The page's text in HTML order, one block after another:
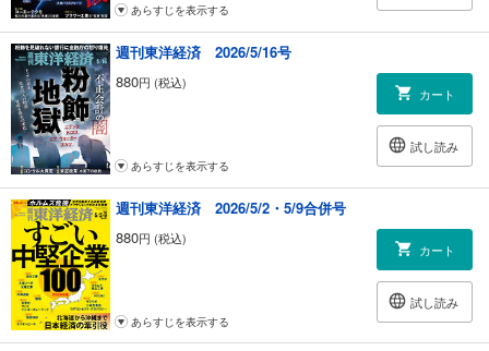
あらすじを表示する
週刊東洋経済 2026/5/16号
880円 (税込)
カート
試し読み
あらすじを表示する
週刊東洋経済 2026/5/2・5/9合併号
880円 (税込)
カート
試し読み
あらすじを表示する